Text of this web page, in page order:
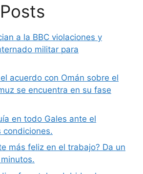
a la BBC violaciones y
militar para
acuerdo con Omán sobre el
se encuentra en su fase
en todo Gales ante el
condiciones.
más feliz en el trabajo? Da un